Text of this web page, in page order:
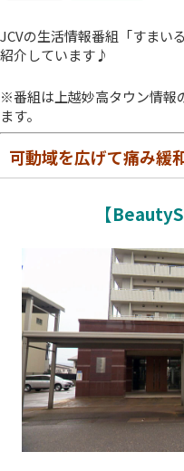
JCVの生活情報番組「すまい
紹介しています♪
※番組は上越妙高タウン情報
ます。
可動域を広げて痛み緩
【